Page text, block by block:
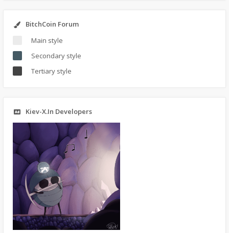
BitchCoin Forum
Main style
Secondary style
Tertiary style
Kiev-X.In Developers